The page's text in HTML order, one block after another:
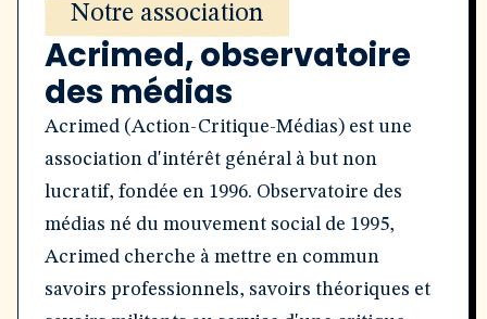
Notre association
Acrimed, observatoire
des médias
Acrimed (Action-Critique-Médias) est une
association d'intérêt général à but non
lucratif, fondée en 1996. Observatoire des
médias né du mouvement social de 1995,
Acrimed cherche à mettre en commun
savoirs professionnels, savoirs théoriques et